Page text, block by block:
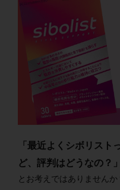
「最近よくシボリスト
ど、評判はどうなの？」
とお考えではありませんか